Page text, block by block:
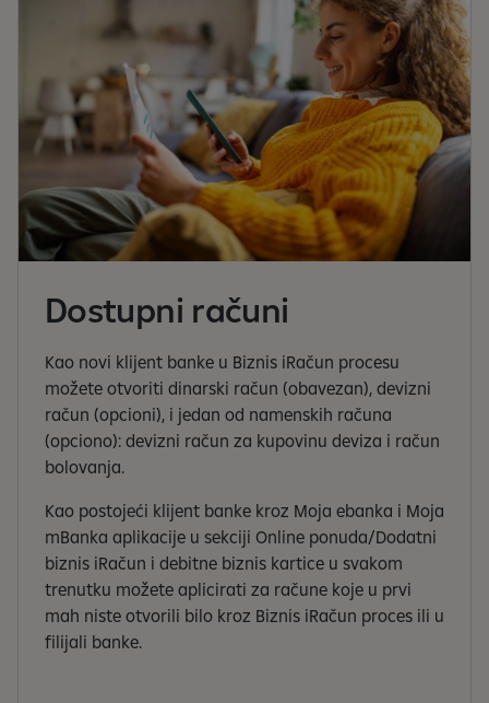
Dostupni računi
Kao novi klijent banke u Biznis iRačun procesu
možete otvoriti dinarski račun (obavezan), devizni
račun (opcioni), i jedan od namenskih računa
(opciono): devizni račun za kupovinu deviza i račun
bolovanja.
Kao postojeći klijent banke kroz Moja ebanka i Moja
mBanka aplikacije u sekciji Online ponuda/Dodatni
biznis iRačun i debitne biznis kartice u svakom
trenutku možete aplicirati za račune koje u prvi
mah niste otvorili bilo kroz Biznis iRačun proces ili u
filijali banke.